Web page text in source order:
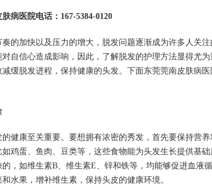
病医院电话：167-5384-0120
奏的加快以及压力的增大，脱发问题逐渐成为许多人关
自信心造成影响，因此，了解脱发的护理方法显得尤
缓脱发进程，保持健康的头发。下面东莞莞南皮肤病
的健康至关重要。要想拥有浓密的秀发，首先要保持营
如鸡蛋、鱼肉、豆类等，这些食物能为头发生长提供基
的，如维生素B、维生素E、锌和铁等，均能够促进血液
水果，增补维生素，保持头皮的健康环境。